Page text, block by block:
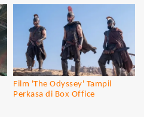
Film 'The Odyssey' Tampil
Perkasa di Box Office